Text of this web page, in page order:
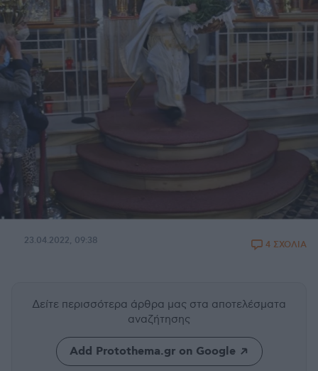
23.04.2022, 09:38 4 ΣΧΟΛΙΑ
Δείτε περισσότερα άρθρα μας στα αποτελέσματα
αναζήτησης
Add Protothema.gr on Google